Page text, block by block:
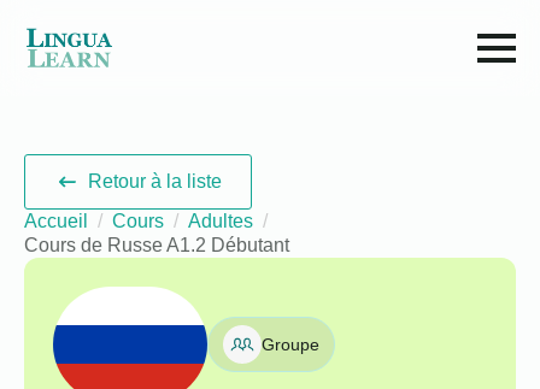
Retour à la liste
Accueil
Cours
Adultes
Cours de Russe A1.2 Débutant
Groupe